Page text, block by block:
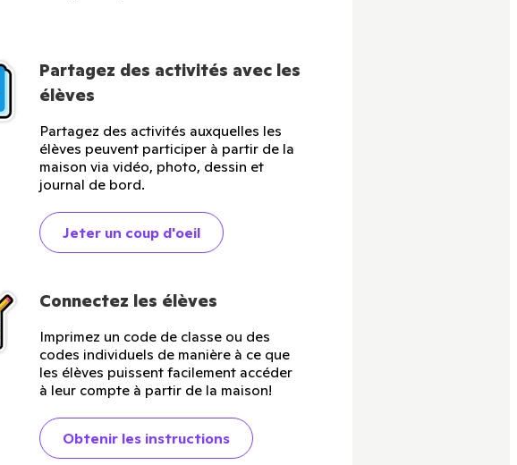
Partagez des activités avec les
élèves
Partagez des activités auxquelles les
élèves peuvent participer à partir de la
maison via vidéo, photo, dessin et
journal de bord.
Jeter un coup d'oeil
Connectez les élèves
Imprimez un code de classe ou des
codes individuels de manière à ce que
les élèves puissent facilement accéder
à leur compte à partir de la maison!
Obtenir les instructions